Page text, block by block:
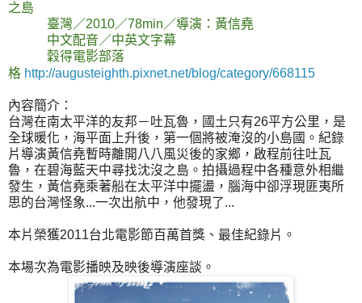
之島
臺灣／2010／78min／導演：黃信堯
中文配音／中英文字幕
穀得電影部落
格 http://augusteighth.pixnet.net/blog/category/668115
內容簡介：
台灣在南太平洋的友邦－吐瓦魯，國土只有26平方公里，是
全球暖化，海平面上升後，第一個將被淹沒的小島國。紀錄
片導演黃信堯暫時離開八八風災後的家鄉，啟程前往吐瓦
魯，在碧海藍天中尋找沈沒之島。拍攝過程中各種意外相繼
發生，黃信堯乘著船在太平洋中擺盪，腦海中卻浮現匪夷所
思的台灣怪象...一次出航中，他發現了...
本片榮獲2011台北電影節百萬首獎、最佳紀錄片。
本場次為電影播映及映後導演座談。